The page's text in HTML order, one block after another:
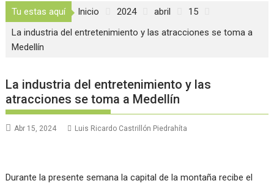
Tu estas aquí Inicio 2024 abril
15
La industria del entretenimiento y las atracciones se toma a
Medellín
La industria del entretenimiento y las
atracciones se toma a Medellín
Abr 15, 2024 Luis Ricardo Castrillón Piedrahíta
Durante la presente semana la capital de la montaña recibe el